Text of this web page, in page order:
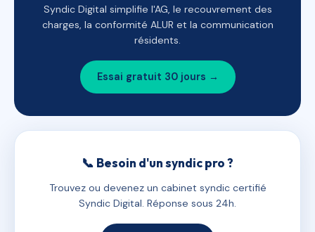
Syndic Digital simplifie l'AG, le recouvrement des
charges, la conformité ALUR et la communication
résidents.
Essai gratuit 30 jours →
📞 Besoin d'un syndic pro ?
Trouvez ou devenez un cabinet syndic certifié
Syndic Digital. Réponse sous 24h.